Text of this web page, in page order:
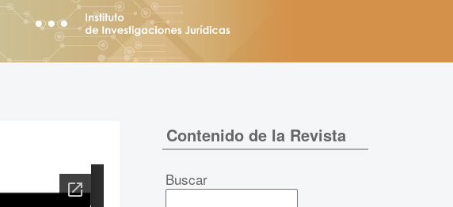
Contenido de la Revista
Buscar